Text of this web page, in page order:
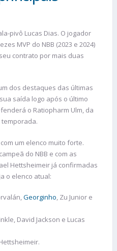
pivô Lucas Dias. O jogador
MVP do NBB (2023 e 2024)
contrato por mais duas
dos destaques das últimas
saída logo após o último
o Ratiopharm Ulm, da
um elenco muito forte.
do NBB e com as
Hettsheimeir já confirmadas
o elenco atual:
Georginho, Zu Junior e
David Jackson e Lucas